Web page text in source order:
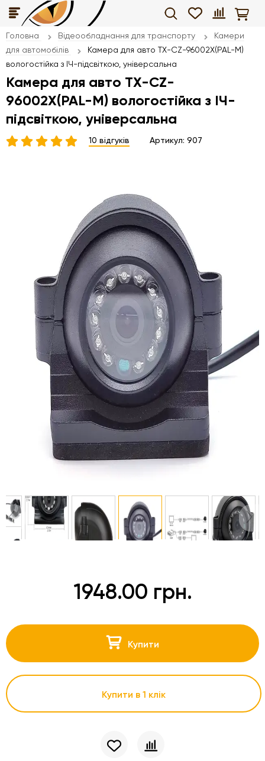
Головна Відеообладнання для транспорту
Камери
для автомобілів
Камера для авто TX-CZ-96002X(PAL-M)
вологостійка з ІЧ-підсвіткою, універсальна
Камера для авто TX-CZ-
96002X(PAL-M) вологостійка з ІЧ-
підсвіткою, універсальна
10 відгуків Артикул: 907
1948.00 грн.
Купити
Купити в 1 клік